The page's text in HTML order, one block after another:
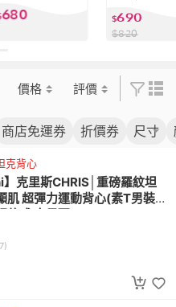
高(素T男裝 夏
680
顯肌 健身運
衣(素T男裝
$690
$820
價格 評價
商店免運券 折價券 尺寸
克背心
】克里斯CHRIS│重磅羅紋坦
肌 超彈力運動背心(素T男裝
款式 大尺碼)